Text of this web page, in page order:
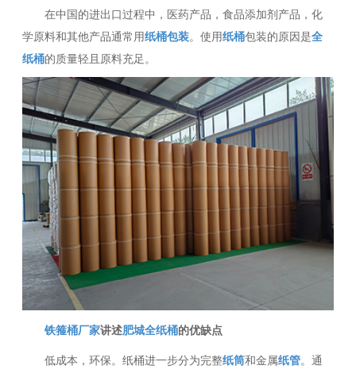
在中国的进出口过程中，医药产品，食品添加剂产品，化
学原料和其他产品通常用纸桶包装。使用纸桶包装的原因是全
纸桶的质量轻且原料充足。
铁箍桶厂家讲述肥城全纸桶的优缺点
低成本，环保。纸桶进一步分为完整纸筒和金属纸管。通